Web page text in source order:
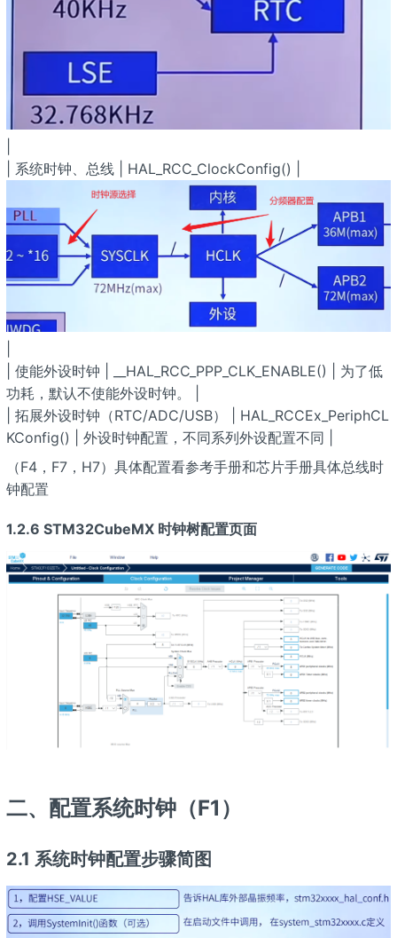
| 系统时钟、总线 | HAL_RCC_ClockConfig() |
| 使能外设时钟 | __HAL_RCC_PPP_CLK_ENABLE() | 为了低
功耗，默认不使能外设时钟。 |
| 拓展外设时钟（RTC/ADC/USB） | HAL_RCCEx_PeriphCL
KConfig() | 外设时钟配置，不同系列外设配置不同 |
（F4，F7，H7）具体配置看参考手册和芯片手册具体总线时
钟配置
1.2.6 STM32CubeMX 时钟树配置页面
二、配置系统时钟（F1）
2.1 系统时钟配置步骤简图